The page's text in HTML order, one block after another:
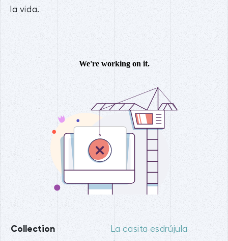
la vida.
Collection La casita esdrújula